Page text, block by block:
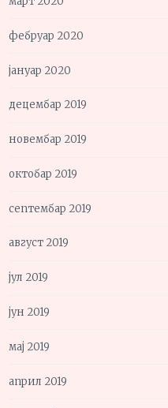
фебруар 2020
јануар 2020
децембар 2019
новембар 2019
октобар 2019
септембар 2019
август 2019
јул 2019
јун 2019
мај 2019
април 2019